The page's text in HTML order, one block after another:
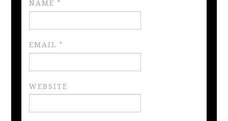
NAME*
EMAIL*
WEBSITE